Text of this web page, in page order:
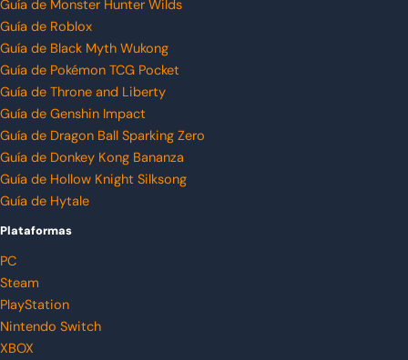
Guía de Monster Hunter Wilds
Guía de Roblox
Guía de Black Myth Wukong
Guía de Pokémon TCG Pocket
Guía de Throne and Liberty
Guía de Genshin Impact
Guía de Dragon Ball Sparking Zero
Guía de Donkey Kong Bananza
Guía de Hollow Knight Silksong
Guía de Hytale
Plataformas
PC
Steam
PlayStation
Nintendo Switch
XBOX